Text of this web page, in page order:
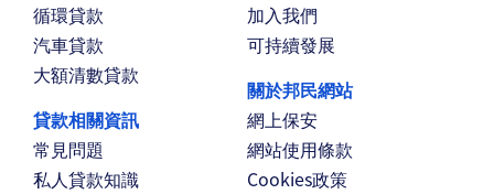
循環貸款
汽車貸款
大額清數貸款
貸款相關資訊
常見問題
私人貸款知識
加入我們
可持續發展
關於邦民網站
網上保安
網站使用條款
Cookies政策